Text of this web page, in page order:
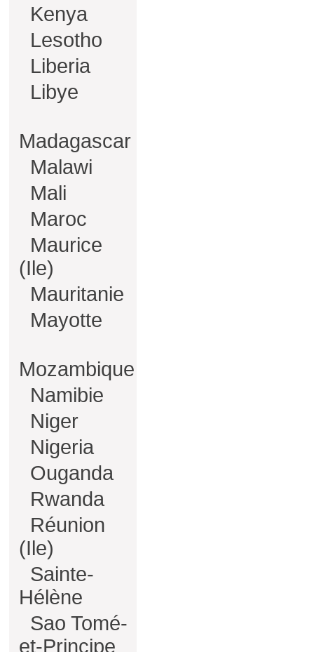
Kenya
Lesotho
Liberia
Libye
Madagascar
Malawi
Mali
Maroc
Maurice
(Ile)
Mauritanie
Mayotte
Mozambique
Namibie
Niger
Nigeria
Ouganda
Rwanda
Réunion
(Ile)
Sainte-
Hélène
Sao Tomé-
et-Principe